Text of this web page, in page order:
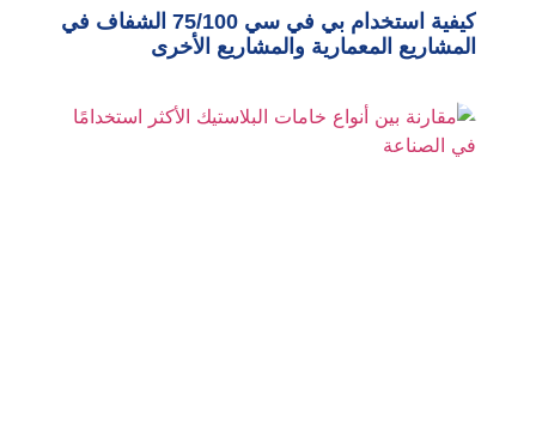
كيفية استخدام بي في سي 75/100 الشفاف في
المشاريع المعمارية والمشاريع الأخرى